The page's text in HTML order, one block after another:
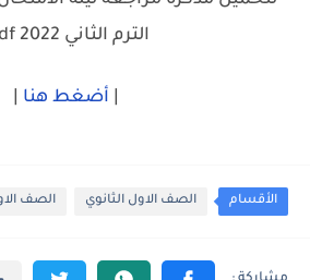
الترم الثاني 2022 pdf
أضغط هنا
الأقسام الصف الاول الثانوي الصف